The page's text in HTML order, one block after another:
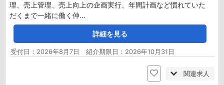
理、売上管理、売上向上の企画実行、年間計画など慣れていた
だくまで一緒に働く仲…
詳細を見る
受付日：2026年8月7日 紹介期限日：2026年10月31日
関連求人